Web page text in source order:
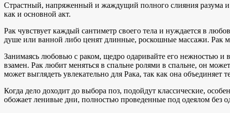
Страстный, напряженный и жаждущий полного слияния разума и
как и основной акт.
Рак чувствует каждый сантиметр своего тела и нуждается в
душе или ванной либо ценят длинные, роскошные массажи. Рак
Занимаясь любовью с раком, щедро одаривайте его нежностью
взамен. Рак любит меняться в спальне ролями в спальне, он
может выглядеть увлекательно для Рака, так как она объединяет
Когда дело доходит до выбора поз, подойдут классические,
обожает ленивые дни, полностью проведенные под одеялом без